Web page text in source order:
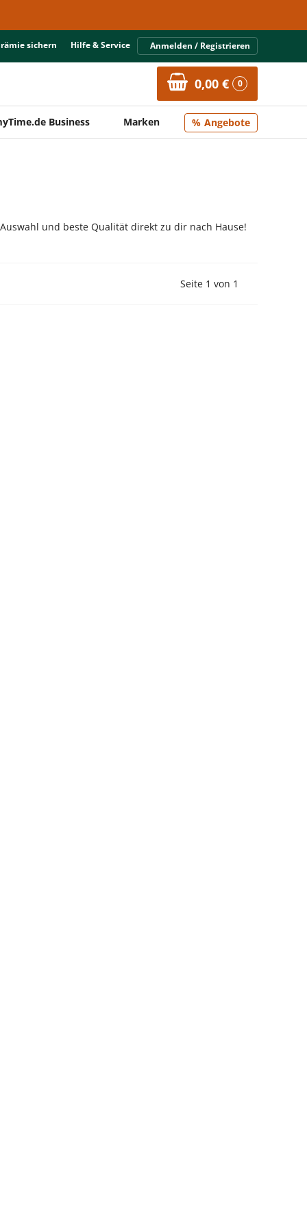
sichern Hilfe & Service Anmelden / Registrieren
0,00 € 0
Business Marken Angebote
und beste Qualität direkt zu dir nach Hause!
Vorherige Seite
Seite 1 von 1